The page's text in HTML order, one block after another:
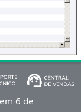
6 de